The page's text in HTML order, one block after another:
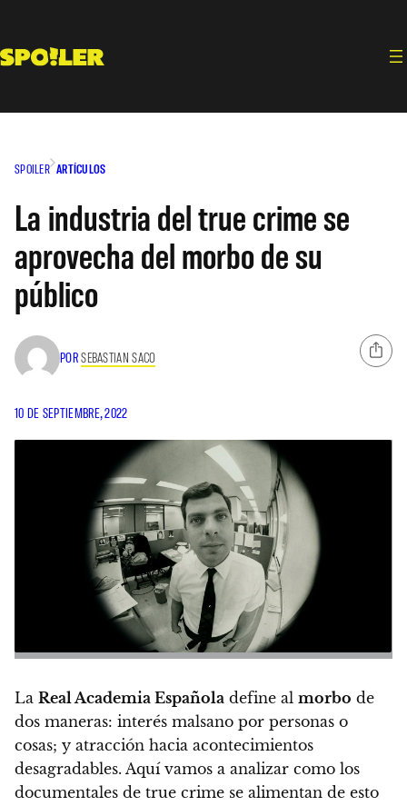
contenido
SPOILER ARTÍCULOS
La industria del true crime se
aprovecha del morbo de su
público
PORSEBASTIAN SACO
10 DE SEPTIEMBRE, 2022
La Real Academia Española define al morbo de
dos maneras: interés malsano por personas o
cosas; y atracción hacia acontecimientos
desagradables. Aquí vamos a analizar como los
documentales de true crime se alimentan de esto